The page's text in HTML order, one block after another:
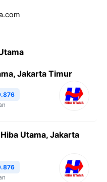
Jakarta Timur
Utama, Jakarta